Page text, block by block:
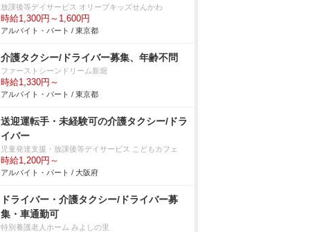
放課後等デイサービス オリーブキッズせんかわ
時給1,300円～1,600円
アルバイト・パート / 東京都
介護タクシー/ドライバー募集、年齢不問
ファーストシーンドリーム新堀
時給1,330円～
アルバイト・パート / 東京都
送迎運転手・未経験可の介護タクシー/ドラ
イバー
児童発達支援・放課後等デイサービス こどもカフェ
時給1,200円～
アルバイト・パート / 大阪府
ドライバー・介護タクシー/ドライバー募
集・車通勤可
特別養護老人ホーム みよしの里